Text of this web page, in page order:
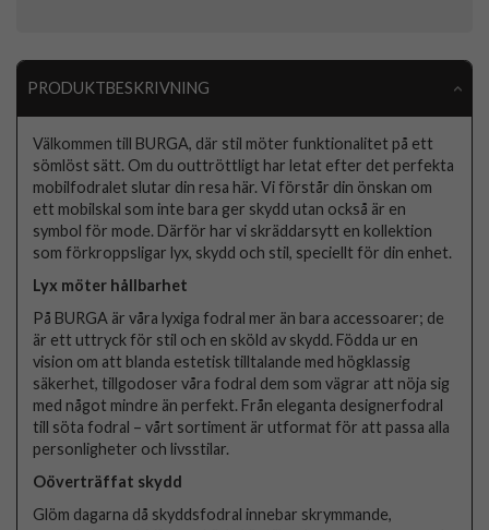
PRODUKTBESKRIVNING
Välkommen till BURGA, där stil möter funktionalitet på ett
sömlöst sätt. Om du outtröttligt har letat efter det perfekta
mobilfodralet slutar din resa här. Vi förstår din önskan om
ett mobilskal som inte bara ger skydd utan också är en
symbol för mode. Därför har vi skräddarsytt en kollektion
som förkroppsligar lyx, skydd och stil, speciellt för din enhet.
Lyx möter hållbarhet
På BURGA är våra lyxiga fodral mer än bara accessoarer; de
är ett uttryck för stil och en sköld av skydd. Födda ur en
vision om att blanda estetisk tilltalande med högklassig
säkerhet, tillgodoser våra fodral dem som vägrar att nöja sig
med något mindre än perfekt. Från eleganta designerfodral
till söta fodral – vårt sortiment är utformat för att passa alla
personligheter och livsstilar.
Oöverträffat skydd
Glöm dagarna då skyddsfodral innebar skrymmande,